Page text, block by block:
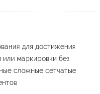
для достижения
или маркировки без
сложные сетчатые